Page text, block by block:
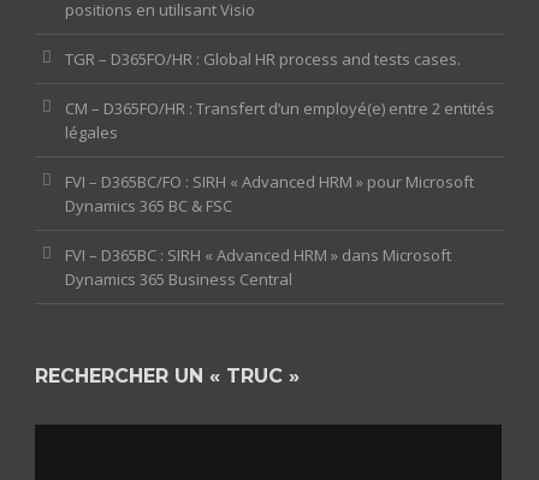
positions en utilisant Visio
TGR – D365FO/HR : Global HR process and tests cases.
CM – D365FO/HR : Transfert d’un employé(e) entre 2 entités
légales
FVI – D365BC/FO : SIRH « Advanced HRM » pour Microsoft
Dynamics 365 BC & FSC
FVI – D365BC : SIRH « Advanced HRM » dans Microsoft
Dynamics 365 Business Central
RECHERCHER UN « TRUC »